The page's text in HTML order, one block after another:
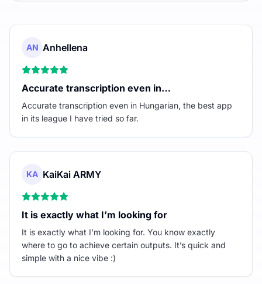
AN Anhellena
Accurate transcription even in…
Accurate transcription even in Hungarian, the best app
in its league I have tried so far.
KA KaiKai ARMY
It is exactly what I’m looking for
It is exactly what I’m looking for. You know exactly
where to go to achieve certain outputs. It’s quick and
simple with a nice vibe :)